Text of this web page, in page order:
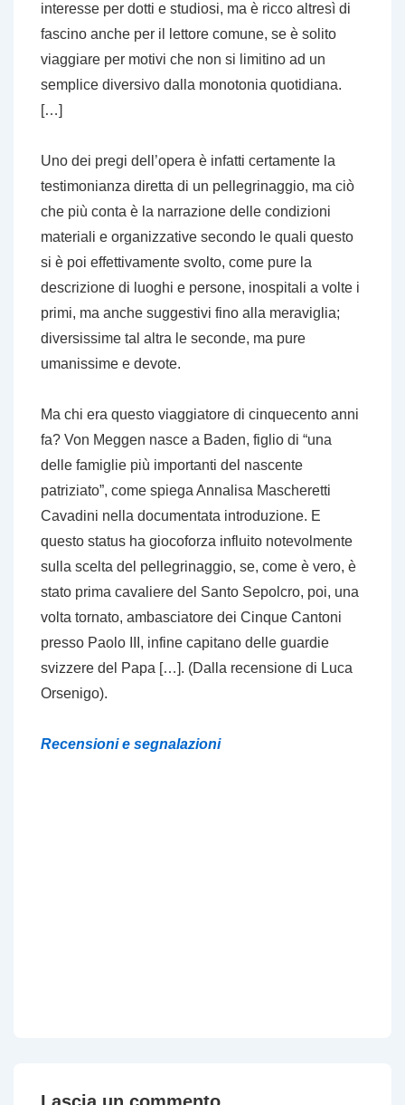
interesse per dotti e studiosi, ma è ricco altresì di
fascino anche per il lettore comune, se è solito
viaggiare per motivi che non si limitino ad un
semplice diversivo dalla monotonia quotidiana.
[…]
Uno dei pregi dell’opera è infatti certamente la
testimonianza diretta di un pellegrinaggio, ma ciò
che più conta è la narrazione delle condizioni
materiali e organizzative secondo le quali questo
si è poi effettivamente svolto, come pure la
descrizione di luoghi e persone, inospitali a volte i
primi, ma anche suggestivi fino alla meraviglia;
diversissime tal altra le seconde, ma pure
umanissime e devote.
Ma chi era questo viaggiatore di cinquecento anni
fa? Von Meggen nasce a Baden, figlio di “una
delle famiglie più importanti del nascente
patriziato”, come spiega Annalisa Mascheretti
Cavadini nella documentata introduzione. E
questo status ha giocoforza influito notevolmente
sulla scelta del pellegrinaggio, se, come è vero, è
stato prima cavaliere del Santo Sepolcro, poi, una
volta tornato, ambasciatore dei Cinque Cantoni
presso Paolo III, infine capitano delle guardie
svizzere del Papa […]. (Dalla recensione di Luca
Orsenigo).
Recensioni e segnalazioni